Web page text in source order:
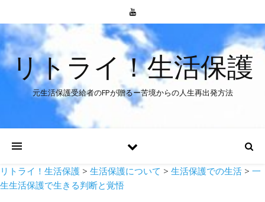
リトライ！生活保護
元生活保護受給者のFPが贈るー苦境からの人生再出発方法
リトライ！生活保護 > 生活保護について > 生活保護での生活 > 一
生生活保護で生きる判断と覚悟